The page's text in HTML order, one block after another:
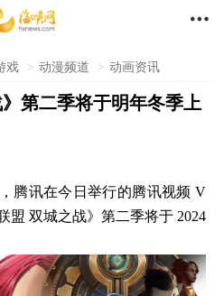

戏 > 动漫频道 > 动画资讯
》第二季将于明年冬季上
腾讯在今日举行的腾讯视频 V
盟 双城之战》第二季将于 2024